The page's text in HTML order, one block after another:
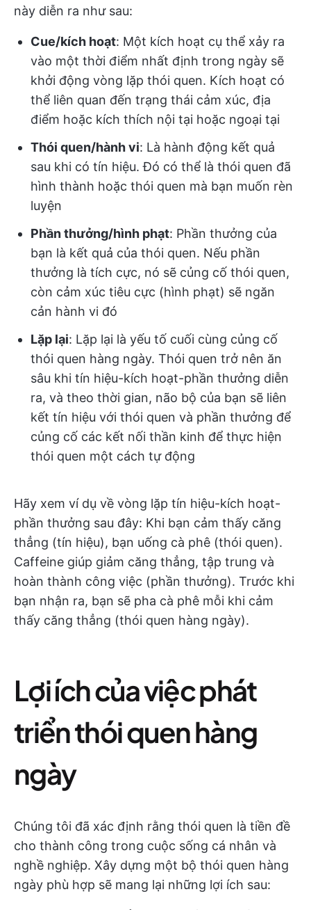
này diễn ra như sau:
Cue/kích hoạt: Một kích hoạt cụ thể xảy ra
vào một thời điểm nhất định trong ngày sẽ
khởi động vòng lặp thói quen. Kích hoạt có
thể liên quan đến trạng thái cảm xúc, địa
điểm hoặc kích thích nội tại hoặc ngoại tại
Thói quen/hành vi: Là hành động kết quả
sau khi có tín hiệu. Đó có thể là thói quen đã
hình thành hoặc thói quen mà bạn muốn rèn
luyện
Phần thưởng/hình phạt: Phần thưởng của
bạn là kết quả của thói quen. Nếu phần
thưởng là tích cực, nó sẽ củng cố thói quen,
còn cảm xúc tiêu cực (hình phạt) sẽ ngăn
cản hành vi đó
Lặp lại: Lặp lại là yếu tố cuối cùng củng cố
thói quen hàng ngày. Thói quen trở nên ăn
sâu khi tín hiệu-kích hoạt-phần thưởng diễn
ra, và theo thời gian, não bộ của bạn sẽ liên
kết tín hiệu với thói quen và phần thưởng để
củng cố các kết nối thần kinh để thực hiện
thói quen một cách tự động
Hãy xem ví dụ về vòng lặp tín hiệu-kích hoạt-
phần thưởng sau đây: Khi bạn cảm thấy căng
thẳng (tín hiệu), bạn uống cà phê (thói quen).
Caffeine giúp giảm căng thẳng, tập trung và
hoàn thành công việc (phần thưởng). Trước khi
bạn nhận ra, bạn sẽ pha cà phê mỗi khi cảm
thấy căng thẳng (thói quen hàng ngày).
Lợi ích của việc phát
triển thói quen hàng
ngày
Chúng tôi đã xác định rằng thói quen là tiền đề
cho thành công trong cuộc sống cá nhân và
nghề nghiệp. Xây dựng một bộ thói quen hàng
ngày phù hợp sẽ mang lại những lợi ích sau: